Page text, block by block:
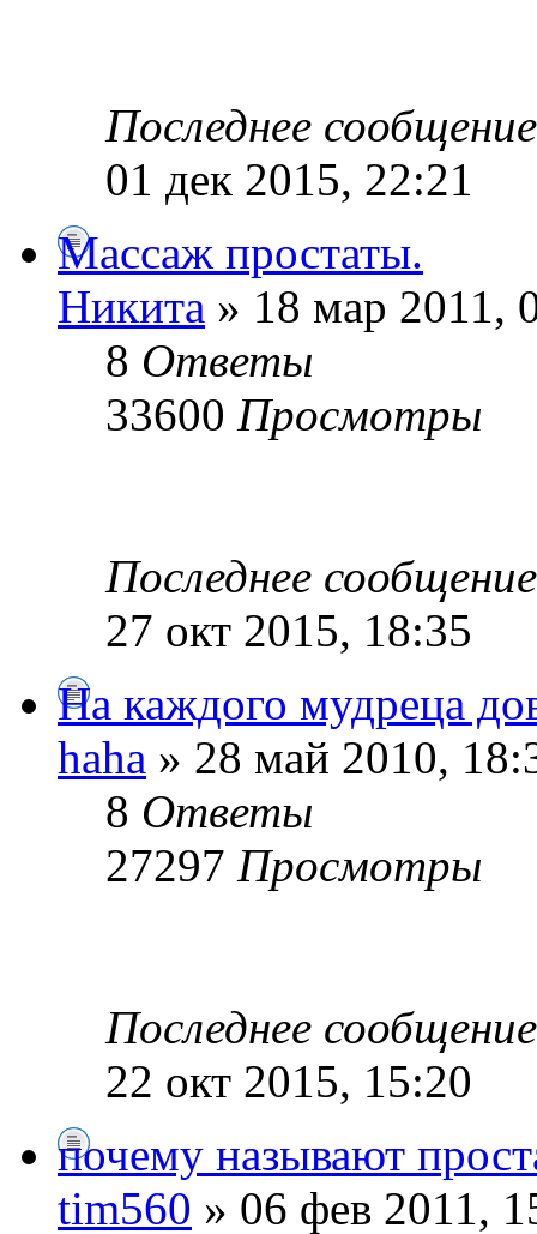
Последнее
01 дек 2015, 22:21
Массаж простаты.
Никита » 18 мар 2011,
8 Ответы
33600 Просмотры
Последнее
27 окт 2015, 18:35
На каждого мудреца
haha » 28 май 2010,
8 Ответы
27297 Просмотры
Последнее
22 окт 2015, 15:20
почему называют
tim560 » 06 фев 2011,